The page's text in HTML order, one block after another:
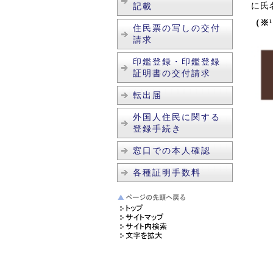
に氏
（
記載
住民票の写しの交付
請求
印鑑登録・印鑑登録
証明書の交付請求
転出届
外国人住民に関する
登録手続き
窓口での本人確認
各種証明手数料